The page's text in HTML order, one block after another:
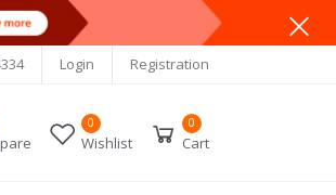
Login Registration
0
Wishlist
0
Cart